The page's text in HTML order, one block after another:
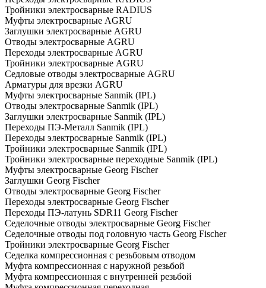
Тройники электросварные RADIUS
Муфты электросварные AGRU
Заглушки электросварные AGRU
Отводы электросварные AGRU
Переходы электросварные AGRU
Тройники электросварные AGRU
Седловые отводы электросварные AGRU
Арматуры для врезки AGRU
Муфты электросварные Sanmik (IPL)
Отводы электросварные Sanmik (IPL)
Заглушки электросварные Sanmik (IPL)
Переходы ПЭ-Металл Sanmik (IPL)
Переходы электросварные Sanmik (IPL)
Тройники электросварные Sanmik (IPL)
Тройники электросварные переходные Sanmik (IPL)
Муфты электросварные Georg Fischer
Заглушки Georg Fischer
Отводы электросварные Georg Fischer
Переходы электросварные Georg Fischer
Переходы ПЭ-латунь SDR11 Georg Fischer
Седелочные отводы электросварные Georg Fischer
Седелочные отводы под головную часть Georg Fischer
Тройники электросварные Georg Fischer
Седелка компрессионная с резьбовым отводом
Муфта компрессионная с наружной резьбой
Муфта компрессионная с внутренней резьбой